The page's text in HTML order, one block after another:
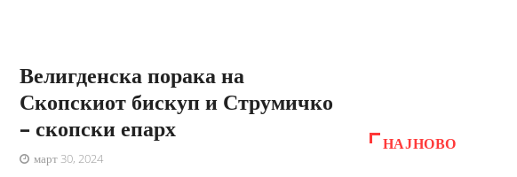
Велигденска порака на
Скопскиот бискуп и Струмичко
– скопски епарх
март 30, 2024
НАЈНОВО